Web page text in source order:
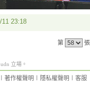
11 23:18
第
立場。
著作權聲明 隱私權聲明 客服